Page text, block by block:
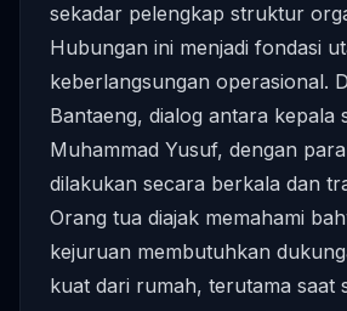
sekadar pelengkap struktur
Hubungan ini menjadi fondasi
keberlangsungan operasional.
Bantaeng, dialog antara kepala
Muhammad Yusuf, dengan
dilakukan secara berkala dan
Orang tua diajak memahami
kejuruan membutuhkan
kuat dari rumah, terutama saat